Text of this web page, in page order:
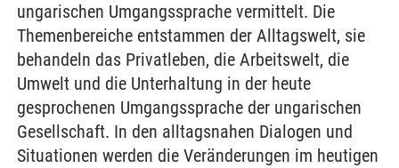
ungarischen Umgangssprache vermittelt. Die
Themenbereiche entstammen der Alltagswelt, sie
behandeln das Privatleben, die Arbeitswelt, die
Umwelt und die Unterhaltung in der heute
gesprochenen Umgangssprache der ungarischen
Gesellschaft. In den alltagsnahen Dialogen und
Situationen werden die Veränderungen im heutigen